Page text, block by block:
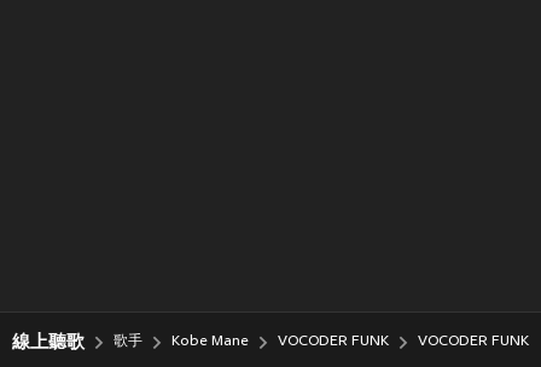
線上聽歌 歌手 Kobe Mane VOCODER FUNK VOCODER FUNK